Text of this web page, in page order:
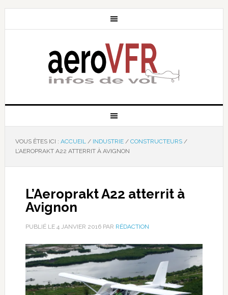
VOUS ÊTES ICI : ACCUEIL / INDUSTRIE / CONSTRUCTEURS /
L’AEROPRAKT A22 ATTERRIT À AVIGNON
L’Aeroprakt A22 atterrit à
Avignon
PUBLIÉ LE 4 JANVIER 2016PAR RÉDACTION